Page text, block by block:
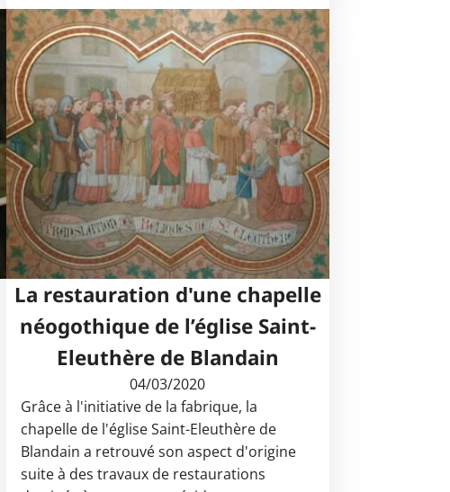
La restauration d'une chapelle
néogothique de l’église Saint-
Eleuthère de Blandain
04/03/2020
Grâce à l'initiative de la fabrique, la
chapelle de l'église Saint-Eleuthère de
Blandain a retrouvé son aspect d'origine
suite à des travaux de restaurations